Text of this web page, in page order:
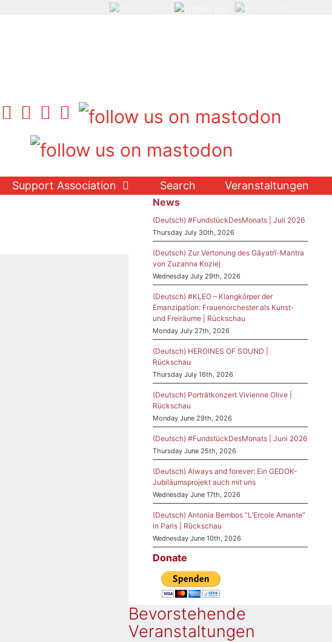
Support Association Search Veranstaltungen
News
(Deutsch) #FundstückDesMonats | Juli 2026
Thursday July 30th, 2026
(Deutsch) Zur Vertonung des Gāyatrī-Mantra
von Zuzanna Koziej
Wednesday July 29th, 2026
(Deutsch) #KLEO – Klangkörper der
Emanzipation: Frauenorchester als Kunst-
und Freiräume | Rückschau
Monday July 27th, 2026
(Deutsch) HEROINES OF SOUND |
Rückschau
Thursday July 16th, 2026
(Deutsch) Porträtkonzert Vivienne Olive |
Rückschau
Monday June 29th, 2026
(Deutsch) #FundstückDesMonats | Juni 2026
Thursday June 25th, 2026
(Deutsch) Always and forever: Ein GEDOK-
Jubiläumsprojekt auch mit uns
Wednesday June 17th, 2026
(Deutsch) Antonia Bembos “L’Ercole Amante”
in Paris | Rückschau
Wednesday June 10th, 2026
Donate
Bevorstehende
Veranstaltungen